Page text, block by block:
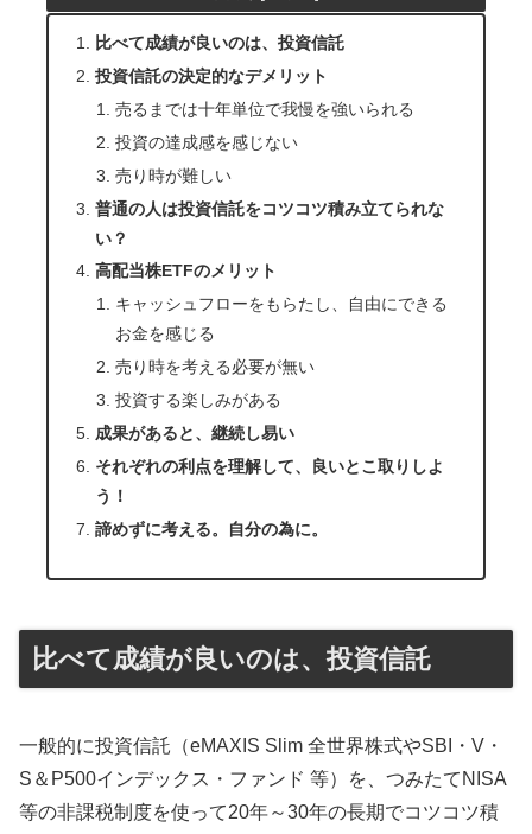
比べて成績が良いのは、投資信託
投資信託の決定的なデメリット
売るまでは十年単位で我慢を強いられる
投資の達成感を感じない
売り時が難しい
普通の人は投資信託をコツコツ積み立てられな
い？
高配当株ETFのメリット
キャッシュフローをもらたし、自由にできる
お金を感じる
売り時を考える必要が無い
投資する楽しみがある
成果があると、継続し易い
それぞれの利点を理解して、良いとこ取りしよ
う！
諦めずに考える。自分の為に。
比べて成績が良いのは、投資信託
一般的に投資信託（eMAXIS Slim 全世界株式やSBI・V・
S＆P500インデックス・ファンド 等）を、つみたてNISA
等の非課税制度を使って20年～30年の長期でコツコツ積